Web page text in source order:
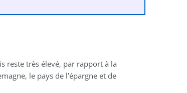
reste très élevé, par rapport à la
le pays de l’épargne et de